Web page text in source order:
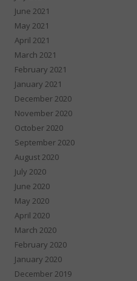
June 2021
May 2021
April 2021
March 2021
February 2021
January 2021
December 2020
November 2020
October 2020
September 2020
August 2020
July 2020
June 2020
May 2020
April 2020
March 2020
February 2020
January 2020
December 2019